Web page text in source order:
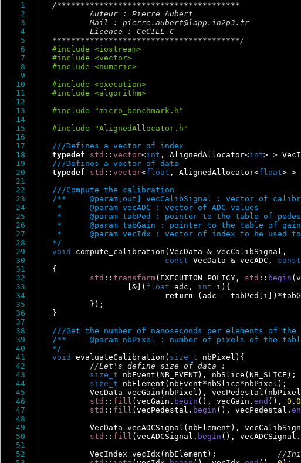
1
2
3
4
5
6
7
8
9
10
11
12
13
14
15
16
17
18
19
20
21
22
23
24
25
26
27
28
29
30
31
32
33
34
35
36
37
38
39
40
41
42
43
44
45
46
47
48
49
50
51
52
/***************************************
	Auteur : Pierre Aubert
	Mail : pierre.aubert@lapp.in2p3.fr
****************************************/
#include <iostream>
#include <vector>
#include <numeric>
#include <execution>
#include <algorithm>
typedef
std :: vector<int , AlignedAllocator<int
typedef
std :: vector<float , AlignedAllocator<float> >
/**	@param[out] vecCalibSignal : vector of calibrated signal
* 	@param vecADC : vector of ADC values
* 	@param tabPed : pointer to the table of pedestal
* 	@param tabGain : pointer to the table of gain
* 	@param vecIdx : vector of index to be used to round robin over the pixel
*/
void
compute_calibration(VecData & vecCalibSignal,
const VecData & vecADC, const
{
std :: transform(EXECUTION_POLICY, std :: begin
		[&](
float adc, int i){
return (adc -
}
/**	@param nbPixel : number of pixels of the tables
*/
void
evaluateCalibration( size_t nbPixel){
size_t nbEvent(NB_EVENT), nbSlice(NB_SLICE);
size_t nbElement(nbEvent*nbSlice*nbPixel);
std :: fill (vecGain. begin (), vecGain. end (), 0
std :: fill (vecPedestal. begin (), vecPedestal.
std :: fill (vecADCSignal. begin (), vecADCSignal.